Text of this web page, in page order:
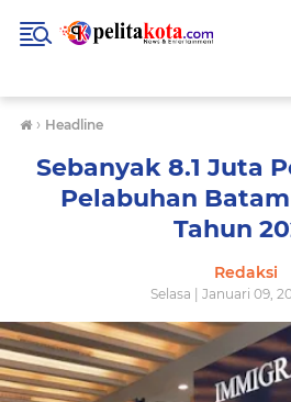
› Headline
Sebanyak 8.1 Juta
Pelabuhan
Tahun
Redaksi
Selasa | Januari 09,